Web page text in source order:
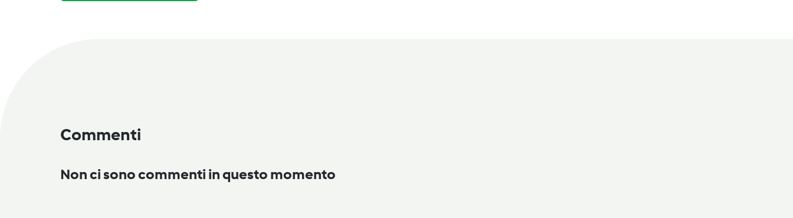
Commenti
Non ci sono commenti in questo momento